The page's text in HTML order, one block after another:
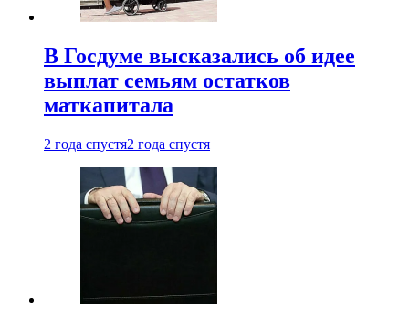
В Госдуме высказались об идее
выплат семьям остатков
маткапитала
2 года спустя2 года спустя